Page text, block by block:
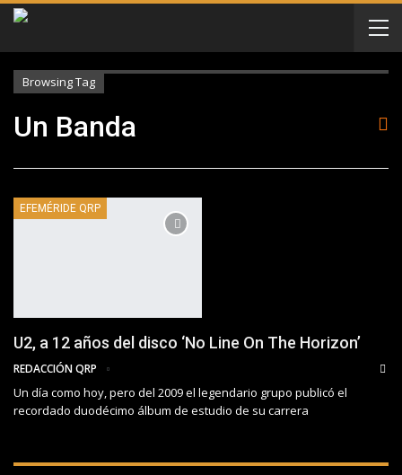
Browsing Tag
Un Banda
EFEMÉRIDE QRP
U2, a 12 años del disco ‘No Line On The Horizon’
REDACCIÓN QRP
Un día como hoy, pero del 2009 el legendario grupo publicó el
recordado duodécimo álbum de estudio de su carrera